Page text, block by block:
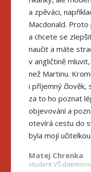
a zpěváci,
Macdonald. Proto
a chcete se
naučit a máte
v angličtině
než Martinu.
i příjemný člověk,
za to ho poznat
objevování a
otevírá cestu do
byla mojí učitelkou.
Matej Chrenka
student VŠ